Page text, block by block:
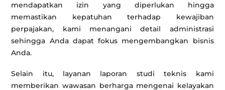
mendapatkan izin yang diperlukan hingga
memastikan kepatuhan terhadap kewajiban
perpajakan, kami menangani detail administrasi
sehingga Anda dapat fokus mengembangkan bisnis
Anda.
Selain itu, layanan laporan studi teknis kami
memberikan wawasan berharga mengenai kelayakan